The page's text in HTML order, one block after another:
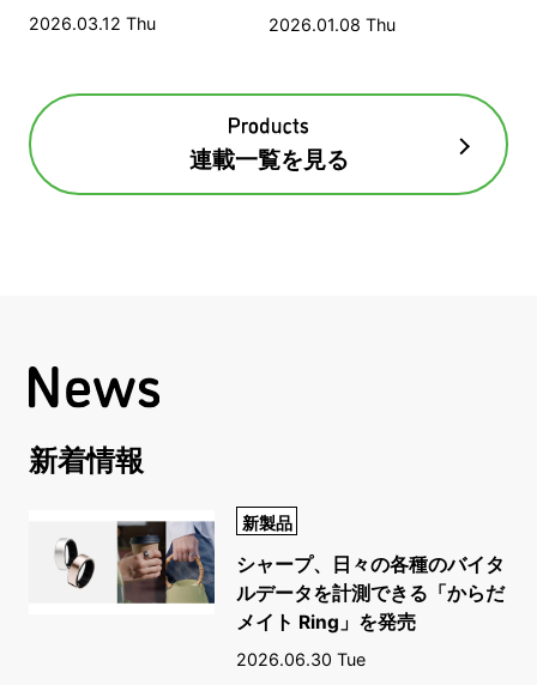
2026.03.12 Thu
せる方法​
2026.01.08 Thu
連載一覧を見る
新着情報
新製品
シャープ、日々の各種のバイタ
ルデータを計測できる「からだ
メイト Ring」を発売
2026.06.30 Tue